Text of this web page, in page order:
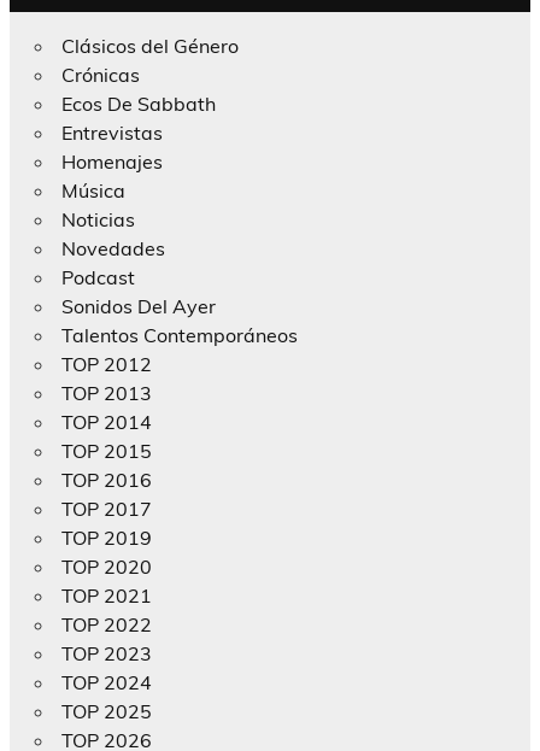
Clásicos del Género
Crónicas
Ecos De Sabbath
Entrevistas
Homenajes
Música
Noticias
Novedades
Podcast
Sonidos Del Ayer
Talentos Contemporáneos
TOP 2012
TOP 2013
TOP 2014
TOP 2015
TOP 2016
TOP 2017
TOP 2019
TOP 2020
TOP 2021
TOP 2022
TOP 2023
TOP 2024
TOP 2025
TOP 2026